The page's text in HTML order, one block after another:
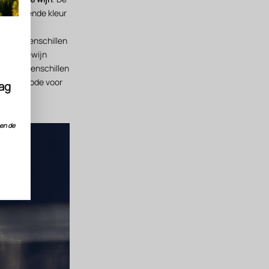
de
kleur
druivenschillen
bij roséwijn
druivenschillen
voor